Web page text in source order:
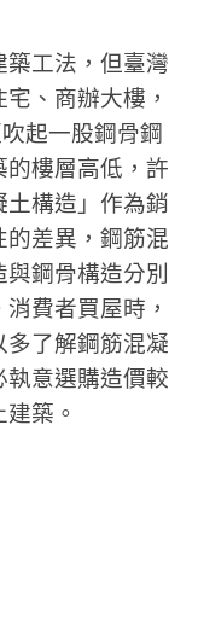
工法，但臺灣
、商辦大樓，
起一股鋼骨鋼
樓層高低，許
構造」作為銷
的差異，鋼筋混
鋼骨構造分別
費者買屋時，
了解鋼筋混凝
執意選購造價較
築。